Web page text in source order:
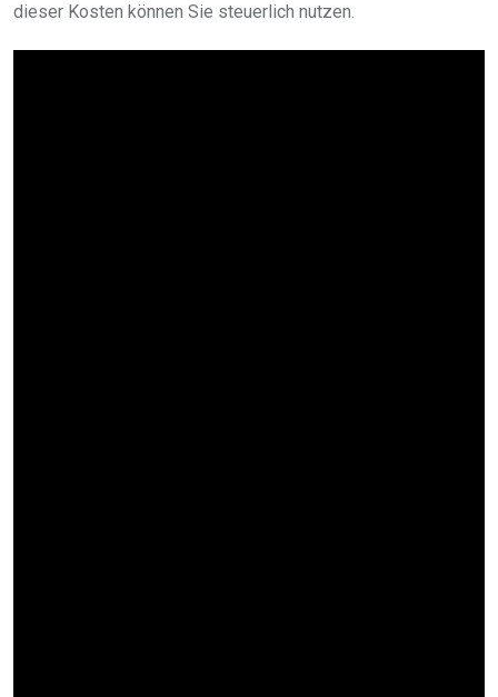
dieser Kosten können Sie steuerlich nutzen.